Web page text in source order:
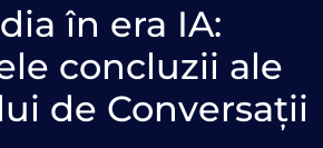
în era IA:
concluzii ale
de Conversații